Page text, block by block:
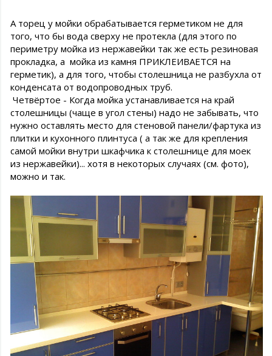
А торец у мойки обрабатывается герметиком не для
того, что бы вода сверху не протекла (для этого по
периметру мойка из нержавейки так же есть резиновая
прокладка, а мойка из камня ПРИКЛЕИВАЕТСЯ на
герметик), а для того, чтобы столешница не разбухла от
конденсата от водопроводных труб.
Четвёртое - Когда мойка устанавливается на край
столешницы (чаще в угол стены) надо не забывать, что
нужно оставлять место для стеновой панели/фартука из
плитки и кухонного плинтуса ( а так же для крепления
самой мойки внутри шкафчика к столешнице для моек
из нержавейки)... хотя в некоторых случаях (см. фото),
можно и так.